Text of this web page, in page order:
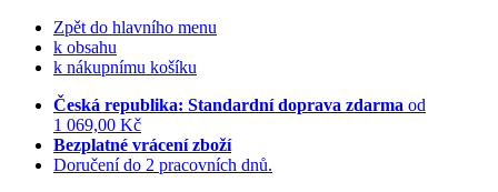
Zpět do hlavního menu
k obsahu
k nákupnímu košíku
Česká republika: Standardní doprava zdarma od
1 069,00 Kč
Bezplatné vrácení zboží
Doručení do 2 pracovních dnů.